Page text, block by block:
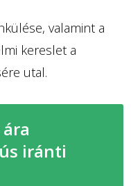
valamint a
kereslet a
utal.
iránti